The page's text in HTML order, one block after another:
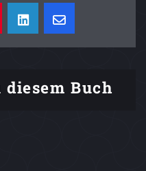
Buch